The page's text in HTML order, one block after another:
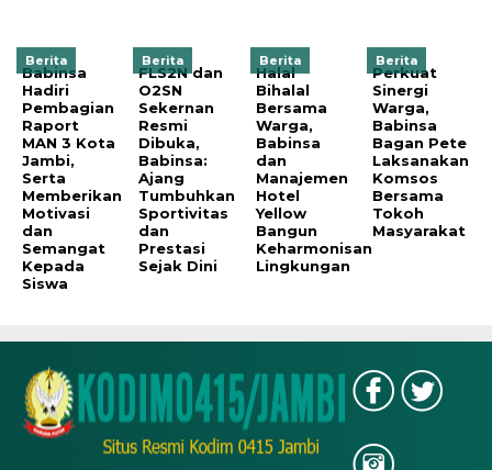
Berita
Babinsa
Hadiri
Pembagian
Raport
MAN 3 Kota
Jambi,
Serta
Memberikan
Motivasi
dan
Semangat
Kepada
Siswa
Berita
FLS2N dan
O2SN
Sekernan
Resmi
Dibuka,
Babinsa:
Ajang
Tumbuhkan
Sportivitas
dan
Prestasi
Sejak Dini
Berita
Halal
Bihalal
Bersama
Warga,
Babinsa
dan
Manajemen
Hotel
Yellow
Bangun
Keharmonisan
Lingkungan
Berita
Perkuat
Sinergi
Warga,
Babinsa
Bagan Pete
Laksanakan
Komsos
Bersama
Tokoh
Masyarakat